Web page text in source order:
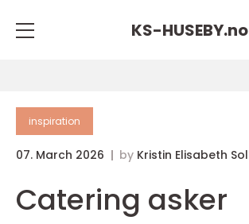
KS-HUSEBY.no
inspiration
07. March 2026 by Kristin Elisabeth
Catering asker